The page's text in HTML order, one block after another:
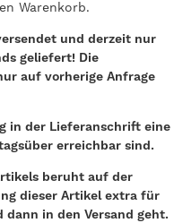
Warenkorb.
und derzeit nur
geliefert! Die
auf vorherige Anfrage
in der Lieferanschrift eine
erreichbar sind.
beruht auf der
dieser Artikel extra für
in den Versand geht.